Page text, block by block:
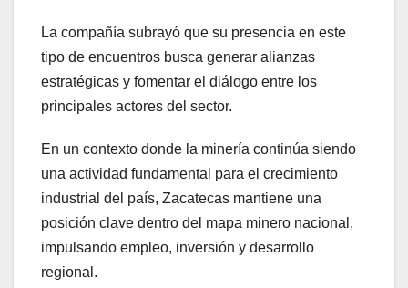
La compañía subrayó que su presencia en este
tipo de encuentros busca generar alianzas
estratégicas y fomentar el diálogo entre los
principales actores del sector.
En un contexto donde la minería continúa siendo
una actividad fundamental para el crecimiento
industrial del país, Zacatecas mantiene una
posición clave dentro del mapa minero nacional,
impulsando empleo, inversión y desarrollo
regional.